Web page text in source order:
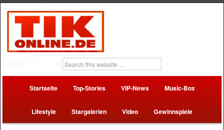
Startseite Top-Stories VIP-News Music-Box
Lifestyle Stargalerien Video Gewinnspiele